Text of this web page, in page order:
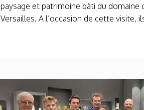
paysage et patrimoine bâti du domaine
Versailles. A l’occasion de cette visite,